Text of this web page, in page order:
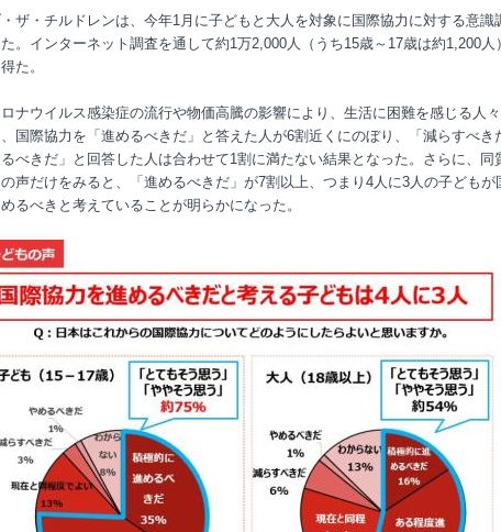
ザ・チルドレンは、今年1月に子どもと大人を対象に国際協力に対する意識
。インターネット調査を通して約1万2,000人（うち15歳～17歳は約1,200人
た。
ナウイルス感染症の流行や物価高騰の影響により、生活に困難を感じる人
国際協力を「進めるべきだ」と答えた人が6割近くにのぼり、「減らすべき
るべきだ」と回答した人は合わせて1割に満たない結果となった。さらに、同
声だけをみると、「進めるべきだ」が7割以上、つまり4人に3人の子どもが
るべきと考えていることが明らかになった。